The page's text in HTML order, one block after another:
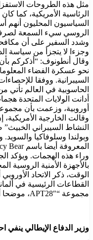
مثل هذه الطروحات
الرئاسية الأمريكية، كما
السياسيون المحليون أنهم
الروسي سيء السمعة لصرف
وشدد السفير على أن مكافحة
وجزءا لا يتجزأ من سياسة
وقال أنطونوف: “أذكركم بأن
نحو عسكرة الفضاء
السيبرانية. ووفقا
الحاسوبية في العالم تأتي
أدانت الولايات المتحدة
أوروبية، وزعمت بأن
وقالت الخارجية
النشاط السيبراني الخبيث”
وراء هذه الهجمات. ويؤكد
بالأجهزة الأمنية الروسية
الوقت، ذكر الاتحاد
مجموعة “APT28″، موضحا أنه يعتزم اتخاذ إجراءات ضد روسيا.
وزير الدفاع الإيطالي ينفي